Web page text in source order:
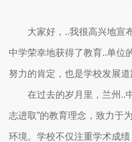
大家好，..我很高兴地宣
中学荣幸地获得了教育..单位
努力的肯定，也是学校发展道
在过去的岁月里，兰州..
志进取”的教育理念，致力于
环境。学校不仅注重学术成